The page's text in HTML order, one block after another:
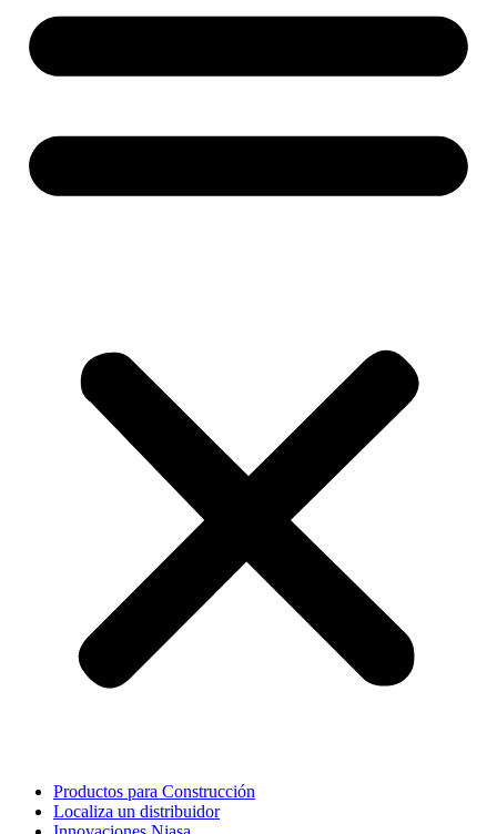
Productos para Construcción
Localiza un distribuidor